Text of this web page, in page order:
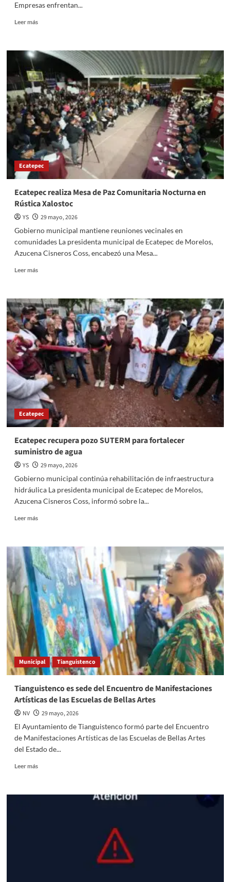
Empresas enfrentan...
Leer másRead
La
reducción
laboral
evidencia
graves
fugas
de
productividad
por
exceso
de
juntas
Ecatepec
Ecatepec realiza Mesa de Paz Comunitaria Nocturna en
Rústica Xalostoc
YS
29 mayo, 2026
Gobierno municipal mantiene reuniones vecinales en
comunidades La presidenta municipal de Ecatepec de Morelos,
Azucena Cisneros Coss, encabezó una Mesa...
Leer másRead
Ecatepec
realiza
Mesa
de
Paz
Comunitaria
Nocturna
en
Rústica
Xalostoc
Ecatepec
Ecatepec recupera pozo SUTERM para fortalecer
suministro de agua
YS
29 mayo, 2026
Gobierno municipal continúa rehabilitación de infraestructura
hidráulica La presidenta municipal de Ecatepec de Morelos,
Azucena Cisneros Coss, informó sobre la...
Leer másRead
Ecatepec
recupera
pozo
SUTERM
para
fortalecer
suministro
de
agua
Municipal Tianguistenco
Tianguistenco es sede del Encuentro de Manifestaciones
Artísticas de las Escuelas de Bellas Artes
NV
29 mayo, 2026
El Ayuntamiento de Tianguistenco formó parte del Encuentro
de Manifestaciones Artísticas de las Escuelas de Bellas Artes
del Estado de...
Leer másRead
Tianguistenco